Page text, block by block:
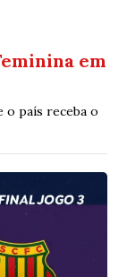
em
o país receba o